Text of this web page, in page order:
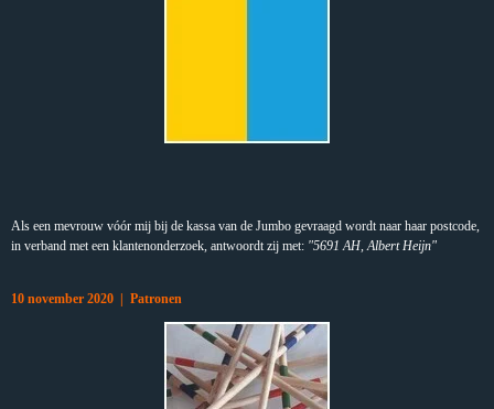
Als een mevrouw vóór mij bij de kassa van de Jumbo gevraagd wordt naar haar postcode,
in verband met een klantenonderzoek, antwoordt zij met: "5691 AH, Albert Heijn"
10 november 2020 | Patronen